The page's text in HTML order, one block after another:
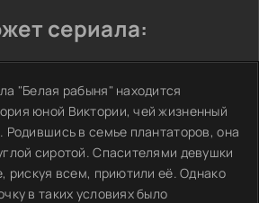
сериала:
"Белая рабыня" находится
юной Виктории, чей жизненный
Родившись в семье плантаторов, она
сиротой. Спасителями девушки
рискуя всем, приютили её. Однако
в таких условиях было